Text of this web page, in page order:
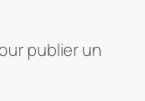
publier un